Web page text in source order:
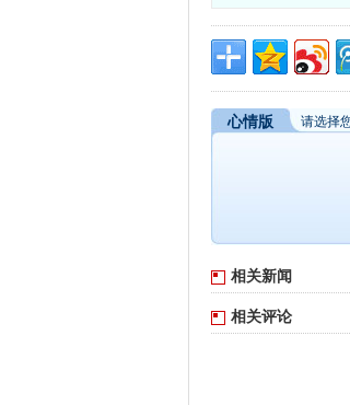
心情版 请选择
相关新闻
相关评论